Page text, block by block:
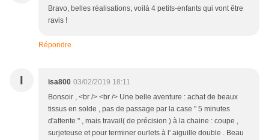
Bravo, belles réalisations, voilà 4 petits-enfants qui vont être
ravis !
Répondre
I isa800 03/02/2019 18:11
Bonsoir , <br /> <br /> Une belle aventure : achat de beaux
tissus en solde , pas de passage par la case " 5 minutes
d'attente " , mais travail( de précision ) à la chaine : coupe ,
surjeteuse et pour terminer ourlets à l' aiguille double . Beau